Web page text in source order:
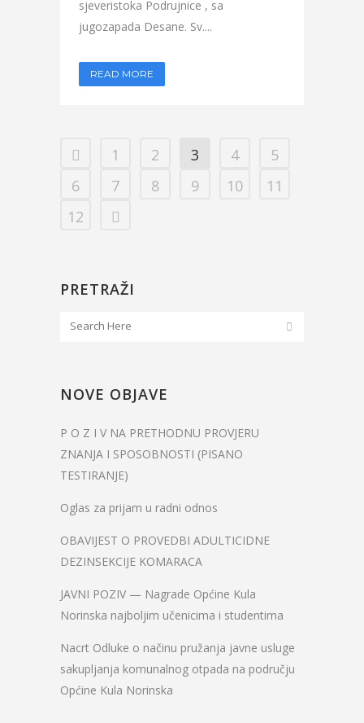
sjeveristoka Podrujnice , sa
jugozapada Desane. Sv....
READ MORE
1 2 3 4
5
6
7 8 9 10
11
12
PRETRAŽI
NOVE OBJAVE
P O Z I V NA PRETHODNU PROVJERU
ZNANJA I SPOSOBNOSTI (PISANO
TESTIRANJE)
Oglas za prijam u radni odnos
OBAVIJEST O PROVEDBI ADULTICIDNE
DEZINSEKCIJE KOMARACA
JAVNI POZIV — Nagrade Općine Kula
Norinska najboljim učenicima i studentima
Nacrt Odluke o načinu pružanja javne usluge
sakupljanja komunalnog otpada na području
Općine Kula Norinska